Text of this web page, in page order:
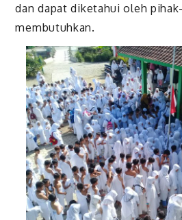
dan dapat diketahui oleh
membutuhkan.